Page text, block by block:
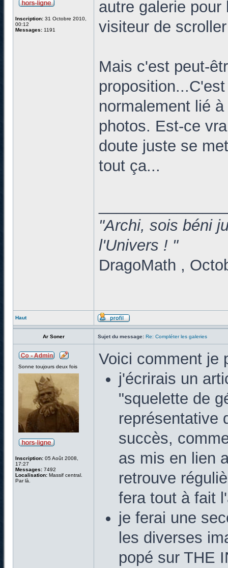
Inscription: 31 Octobre 2010,
00:12
Messages: 1191
autre galerie
visiteur de
Mais c'est peut-
normalement lié
photos. Est-ce
doute juste se
tout ça...
"Archi, sois béni
l'Univers ! "
DragoMath ,
Haut
Ar Soner Sujet du message: Re: Compléter les galeries
Sonne toujours deux fois
Inscription: 05 Août 2008,
17:27
Messages: 7492
Localisation: Massif central.
Par là.
Voici comment je
j'écrirais un
"squelette de
représentative
succès,
as mis en lien
retrouve
fera tout à fait
je ferai une
les diverses
popé sur THE